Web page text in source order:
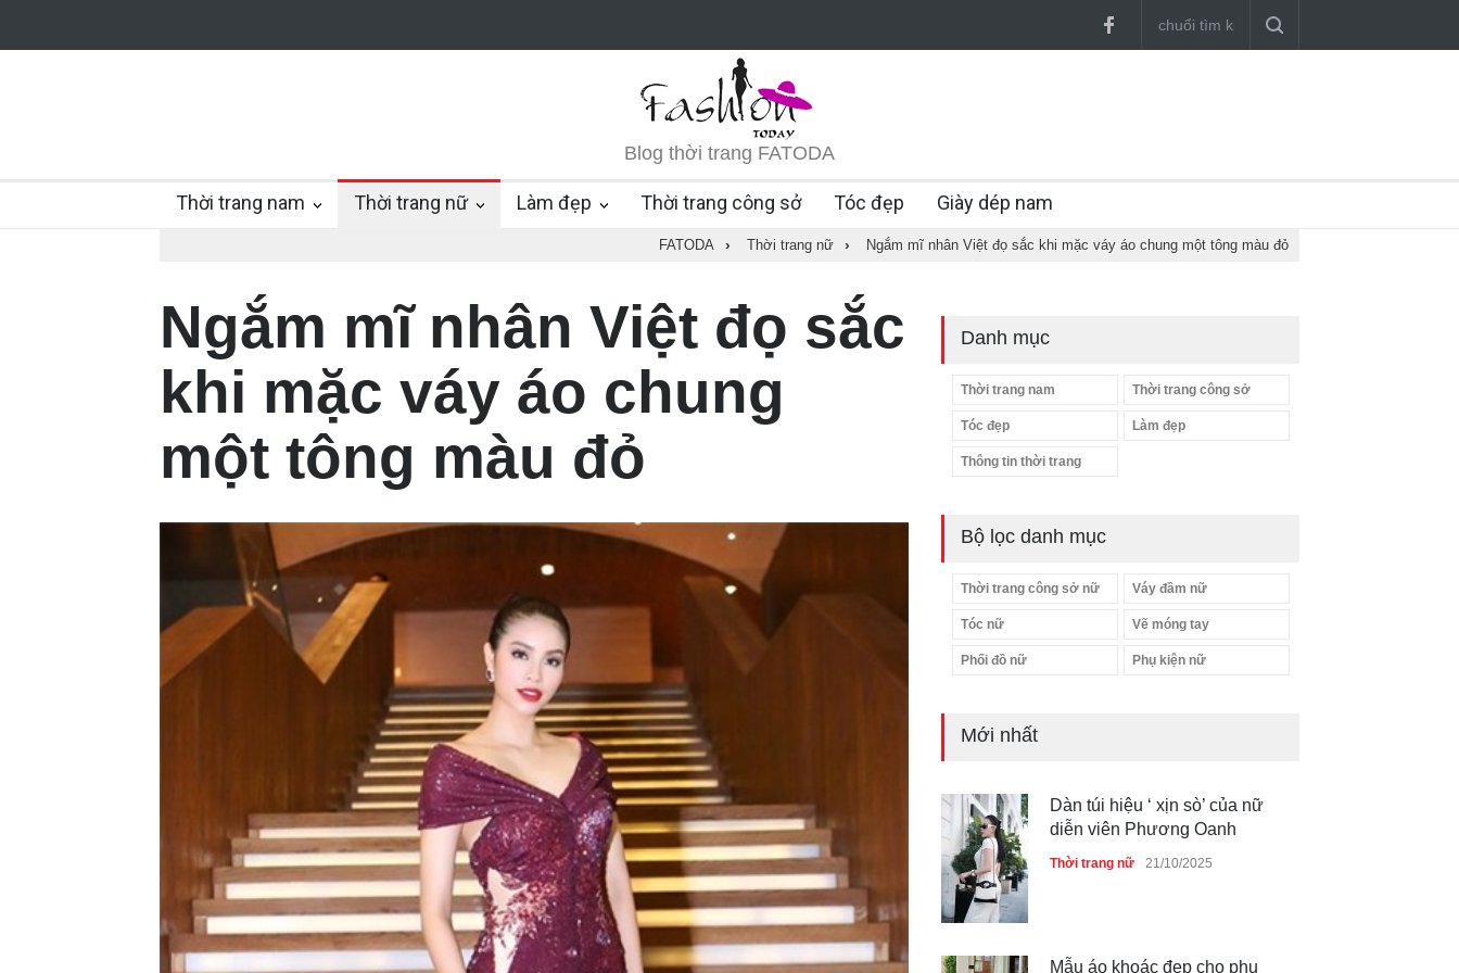
Blog thời trang FATODA
Thời trang nam Thời trang nữ Làm đẹp Thời trang công sở Tóc đẹp Giày dép nam
FATODA › Thời trang nữ › Ngắm mĩ nhân Việt đọ sắc khi mặc váy áo chung một tông màu đỏ
Ngắm mĩ nhân Việt đọ sắc
khi mặc váy áo chung
một tông màu đỏ
Danh mục
Thời trang nam Thời trang công sở
Tóc đẹp Làm đẹp
Thông tin thời trang
Bộ lọc danh mục
Thời trang công sở nữ Váy đầm nữ
Tóc nữ Vẽ móng tay
Phối đồ nữ Phụ kiện nữ
Mới nhất
diễn viên Phương Oanh
Mẫu áo khoác đẹp cho phụ
nữ 40+
Thời trang nữ 21/10/2025
hậu Đỗ Hà ?